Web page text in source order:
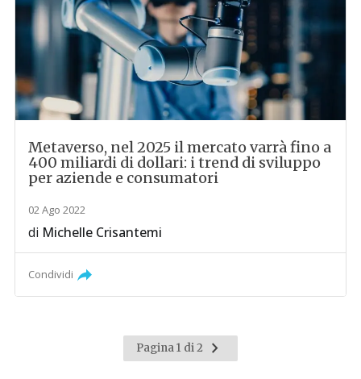
Metaverso, nel 2025 il mercato varrà fino a
400 miliardi di dollari: i trend di sviluppo
per aziende e consumatori
02 Ago 2022
di Michelle Crisantemi
Condividi
Pagina 1 di 2
Pagina
successiva